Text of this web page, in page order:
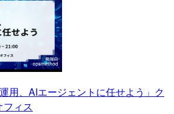
用、AIエージェントに任せよう」ク
ィス